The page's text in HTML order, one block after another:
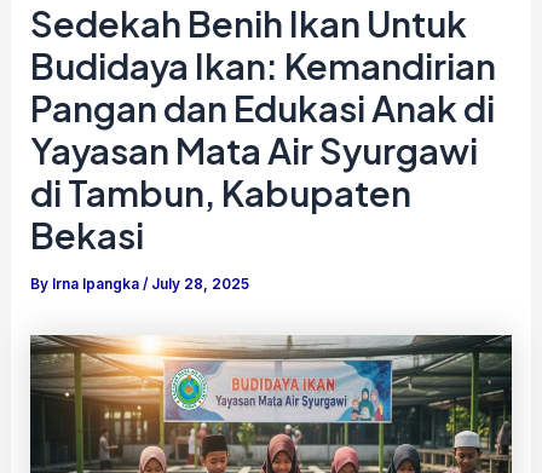
Sedekah Benih Ikan Untuk
Budidaya Ikan: Kemandirian
Pangan dan Edukasi Anak di
Yayasan Mata Air Syurgawi
di Tambun, Kabupaten
Bekasi
By Irna Ipangka/ July 28, 2025